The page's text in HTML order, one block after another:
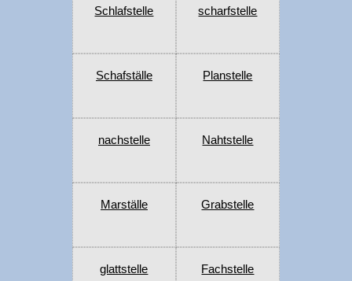
Schlafstelle scharfstelle
Schafställe Planstelle
nachstelle Nahtstelle
Marställe Grabstelle
glattstelle Fachstelle